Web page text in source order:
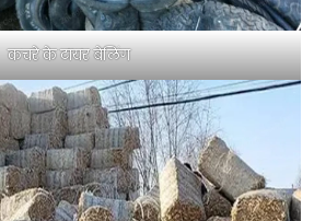
कचरे के टायर बेलिंग